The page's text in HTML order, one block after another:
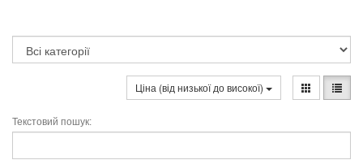
Ціна (від низької до високої)
Текстовий пошук: